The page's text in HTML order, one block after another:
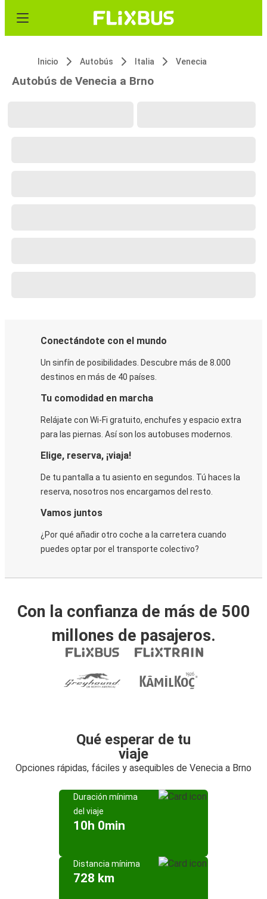
Inicio Autobús Italia Venecia
Autobús de Venecia a Brno
Conectándote con el mundo
Un sinfín de posibilidades. Descubre más de 8.000
destinos en más de 40 países.
Tu comodidad en marcha
Relájate con Wi-Fi gratuito, enchufes y espacio extra
para las piernas. Así son los autobuses modernos.
Elige, reserva, ¡viaja!
De tu pantalla a tu asiento en segundos. Tú haces la
reserva, nosotros nos encargamos del resto.
Vamos juntos
¿Por qué añadir otro coche a la carretera cuando
puedes optar por el transporte colectivo?
Con la confianza de más de 500
millones de pasajeros.
Qué esperar de tu
viaje
Opciones rápidas, fáciles y asequibles de Venecia a Brno
Duración mínima
del viaje
10h 0min
Distancia mínima
728 km